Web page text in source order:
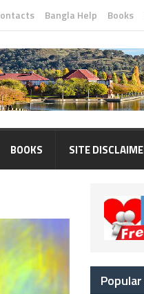
Bangla Help Books
BOOKS SITE